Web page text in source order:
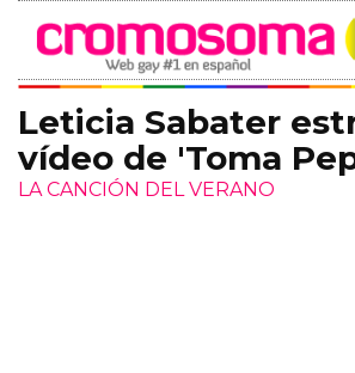
Leticia Sabater
vídeo de 'Toma
LA CANCIÓN DEL VERANO